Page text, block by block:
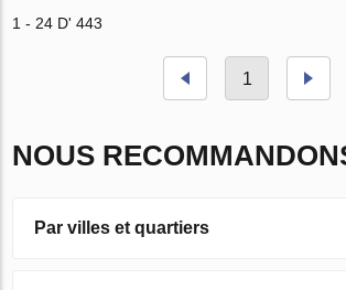
1 - 24 D' 443
1
NOUS
Par villes et quartiers